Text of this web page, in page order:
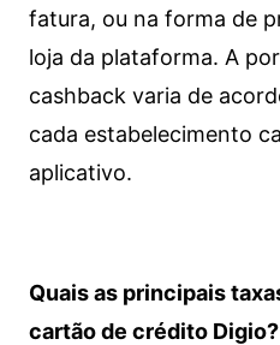
fatura, ou na forma de
loja da plataforma. A
cashback varia de
cada estabelecimento
aplicativo.
Quais as principais
cartão de crédito Digio?